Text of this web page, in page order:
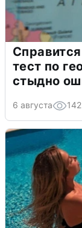
тест по
стыдно
6 августа 142